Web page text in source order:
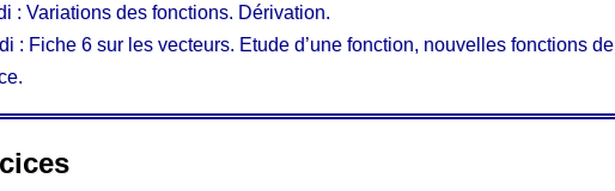
: Variations des fonctions. Dérivation.
: Fiche 6 sur les vecteurs. Etude d’une fonction, nouvelles fonctions de